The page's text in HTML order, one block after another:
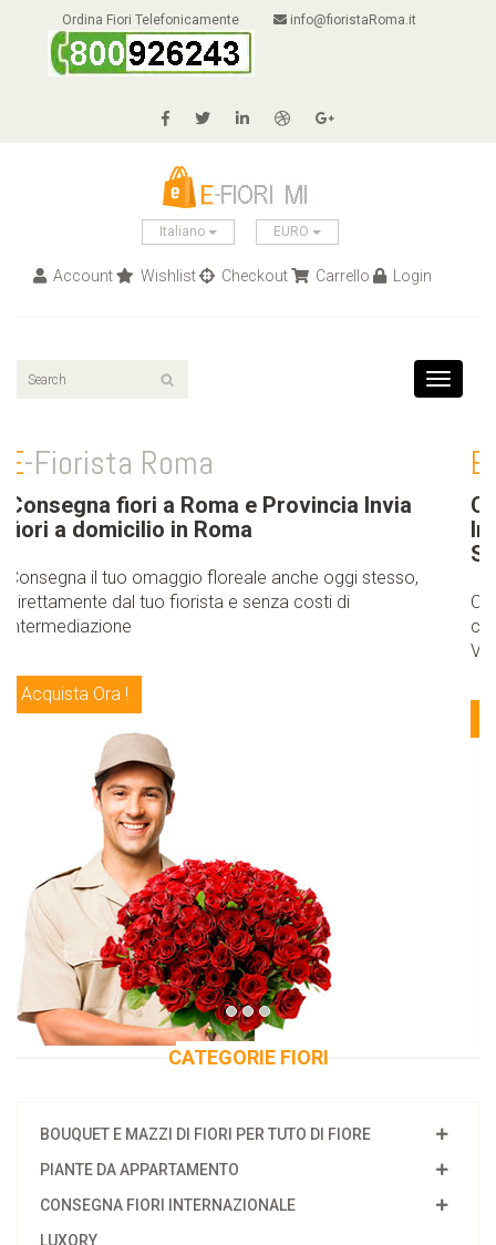
Ordina Fiori Telefonicamente info@fioristaRoma.it
Italiano EURO
Account Wishlist Checkout Carrello Login
Toggle
E-Fiorista Roma
Consegna fiori a San Valnetino Roma,
Invia Bouquet di fiori e piante a Roma per
Consegna fiori a domicilio a San Valnetino Roma fai
consegnare un bouquet di rose rosse per San
Acquista Ora !